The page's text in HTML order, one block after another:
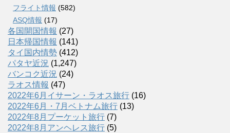
フライト情報 (582)
ASQ情報 (17)
各国開国情報 (27)
日本帰国情報 (141)
タイ国内情勢 (412)
パタヤ近況 (1,247)
バンコク近況 (24)
ラオス情報 (47)
2022年6月イサーン・ラオス旅行 (16)
2022年6月・7月ベトナム旅行 (13)
2022年8月プーケット旅行 (7)
2022年8月アンヘレス旅行 (5)